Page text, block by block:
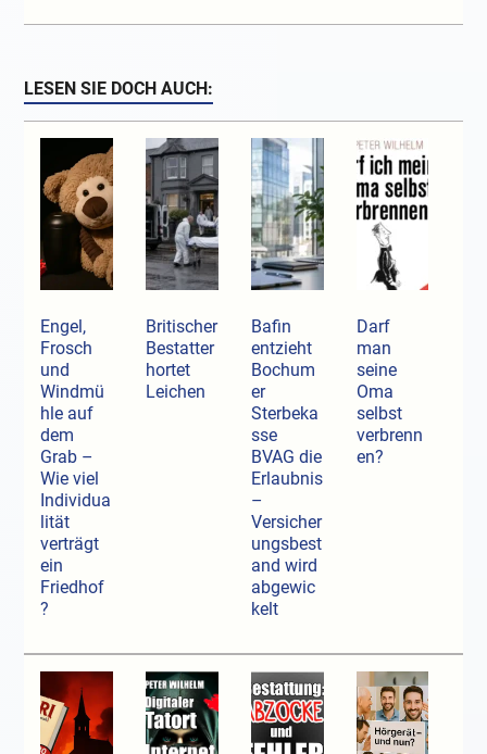
LESEN SIE DOCH AUCH:
Engel,
Frosch
und
Windmü
hle auf
dem
Grab –
Wie viel
Individua
lität
verträgt
ein
Friedhof
?
Britischer
Bestatter
hortet
Leichen
Bafin
entzieht
Bochum
er
Sterbeka
sse
BVAG die
Erlaubnis
–
Versicher
ungsbest
and wird
abgewic
kelt
Darf
man
seine
Oma
selbst
verbrenn
en?